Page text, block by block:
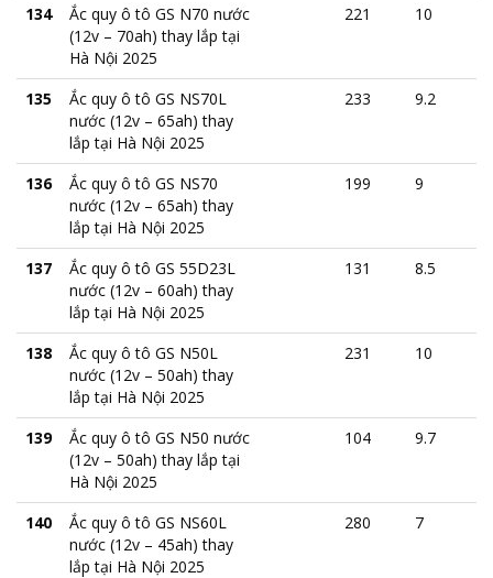
134
Ắc quy ô tô GS N70 nước
(12v – 70ah) thay lắp tại
Hà Nội 2025
221 10
135
Ắc quy ô tô GS NS70L
nước (12v – 65ah) thay
lắp tại Hà Nội 2025
233 9.2
136
Ắc quy ô tô GS NS70
nước (12v – 65ah) thay
lắp tại Hà Nội 2025
199 9
137
Ắc quy ô tô GS 55D23L
nước (12v – 60ah) thay
lắp tại Hà Nội 2025
131 8.5
138
Ắc quy ô tô GS N50L
nước (12v – 50ah) thay
lắp tại Hà Nội 2025
231 10
139
Ắc quy ô tô GS N50 nước
(12v – 50ah) thay lắp tại
Hà Nội 2025
104 9.7
140
Ắc quy ô tô GS NS60L
nước (12v – 45ah) thay
lắp tại Hà Nội 2025
280 7